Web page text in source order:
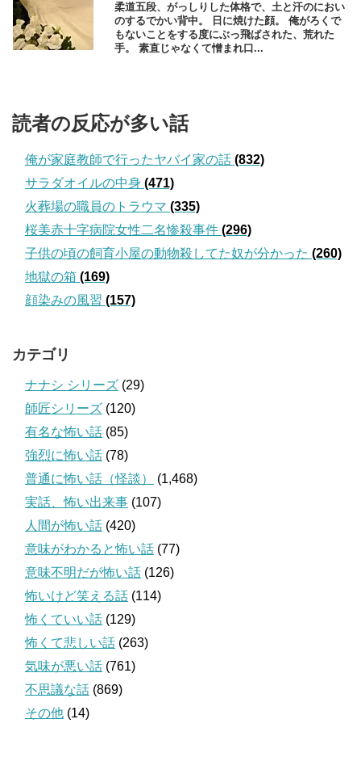
柔道五段、がっしりした体格で、土と汗のにおい
のするでかい背中。 日に焼けた顔。 俺がろくで
もないことをする度にぶっ飛ばされた、荒れた
手。 素直じゃなくて憎まれ口...
読者の反応が多い話
俺が家庭教師で行ったヤバイ家の話 (832)
サラダオイルの中身 (471)
火葬場の職員のトラウマ (335)
桜美赤十字病院女性二名惨殺事件 (296)
子供の頃の飼育小屋の動物殺してた奴が分かった (260)
地獄の箱 (169)
顔染みの風習 (157)
カテゴリ
ナナシ シリーズ (29)
師匠シリーズ (120)
有名な怖い話 (85)
強烈に怖い話 (78)
普通に怖い話（怪談）
(1,468)
実話、怖い出来事 (107)
人間が怖い話 (420)
意味がわかると怖い話 (77)
意味不明だが怖い話 (126)
怖いけど笑える話 (114)
怖くていい話 (129)
怖くて悲しい話 (263)
気味が悪い話 (761)
不思議な話 (869)
その他 (14)